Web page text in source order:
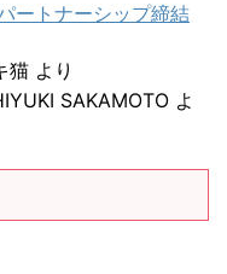
ートナーシップ締結
猫 より
SAKAMOTO よ